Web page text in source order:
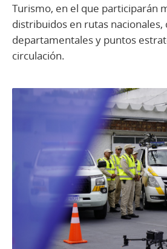
Turismo, en el que participarán
distribuidos en rutas nacionales,
departamentales y puntos
circulación.